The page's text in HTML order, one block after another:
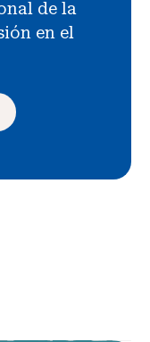
de la
en el